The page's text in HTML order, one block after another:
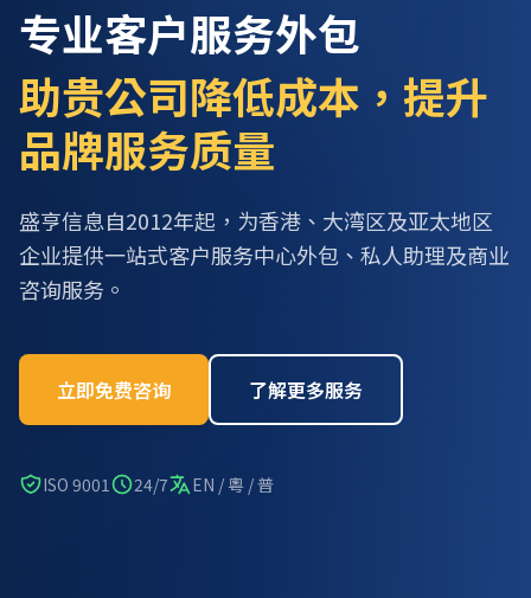
专业客户服务外包
助贵公司降低成本，提升
品牌服务质量
盛亨信息自2012年起，为香港、大湾区及亚太地区
企业提供一站式客户服务中心外包、私人助理及商业
咨询服务。
立即免费咨询 了解更多服务
ISO 9001 24/7 EN / 粵 / 普